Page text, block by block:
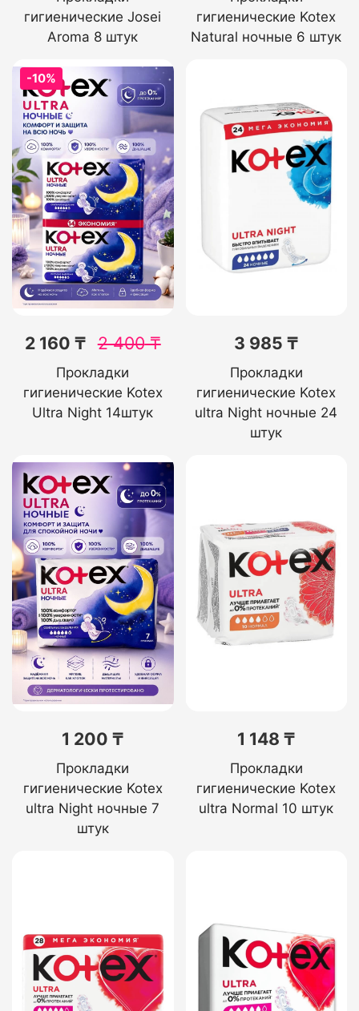
гигиенические Josei
Aroma 8 штук
гигиенические Kotex
Natural ночные 6 штук
-10%
2 160 ₸ 2 400₸
Прокладки
гигиенические Kotex
Ultra Night 14штук
3 985 ₸
Прокладки
гигиенические Kotex
ultra Night ночные 24
штук
1 200 ₸
Прокладки
гигиенические Kotex
ultra Night ночные 7
штук
1 148 ₸
Прокладки
гигиенические Kotex
ultra Normal 10 штук